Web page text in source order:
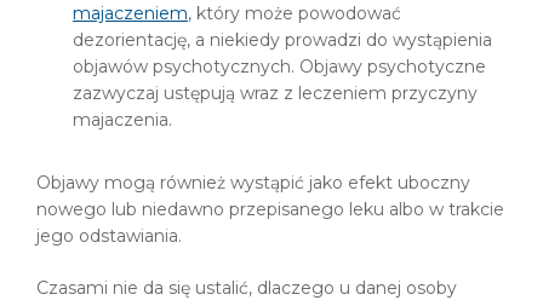
majaczeniem, który może powodować
dezorientację, a niekiedy prowadzi do wystąpienia
objawów psychotycznych. Objawy psychotyczne
zazwyczaj ustępują wraz z leczeniem przyczyny
majaczenia.
Objawy mogą również wystąpić jako efekt uboczny
nowego lub niedawno przepisanego leku albo w trakcie
jego odstawiania.
Czasami nie da się ustalić, dlaczego u danej osoby